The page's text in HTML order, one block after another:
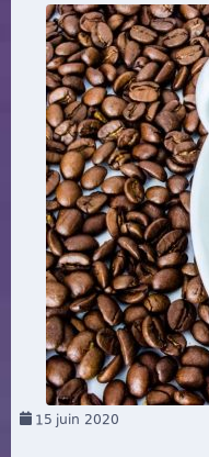
15 juin 2020